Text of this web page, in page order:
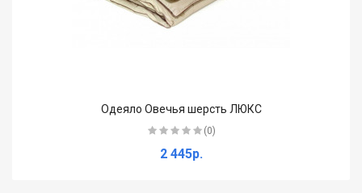
Одеяло Овечья шерсть ЛЮКС
(0)
2 445р.